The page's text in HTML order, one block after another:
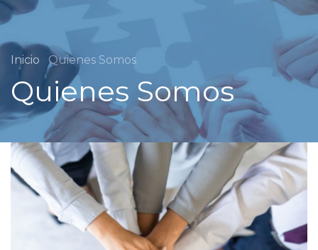
Inicio Quienes Somos
Quienes Somos